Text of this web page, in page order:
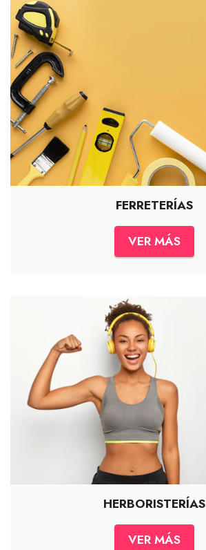
FERRETERÍAS
VER MÁS
HERBORISTERÍAS
VER MÁS